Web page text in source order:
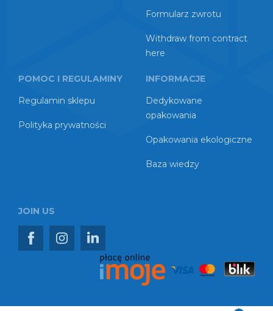
Formularz zwrotu
Withdraw from contract
here
POMOC I REGULAMINY
Regulamin sklepu
Polityka prywatności
INFORMACJE
Dedykowane
opakowania
Opakowania ekologiczne
Baza wiedzy
JOIN US